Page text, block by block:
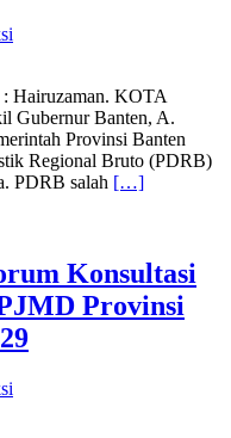
: Hairuzaman. KOTA
Gubernur Banten, A.
Provinsi Banten
Regional Bruto (PDRB)
PDRB salah […]
Konsultasi
Provinsi